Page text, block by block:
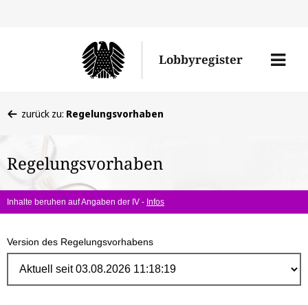
Lobbyregister
Menü
befinden
hier:
zurück zu: Regelungsvorhaben
Regelungsvorhaben
Inhalte beruhen auf Angaben der IV - Infos
Version des Regelungsvorhabens